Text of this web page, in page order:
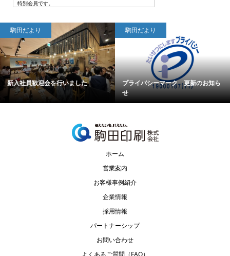
特別会員です。
駒田だより
新入社員歓迎会を行いました
駒田だより
プライバシーマーク 更新のお知ら
せ
ホーム
営業案内
お客様事例紹介
企業情報
採用情報
パートナーシップ
お問い合わせ
よくあるご質問（FAQ）